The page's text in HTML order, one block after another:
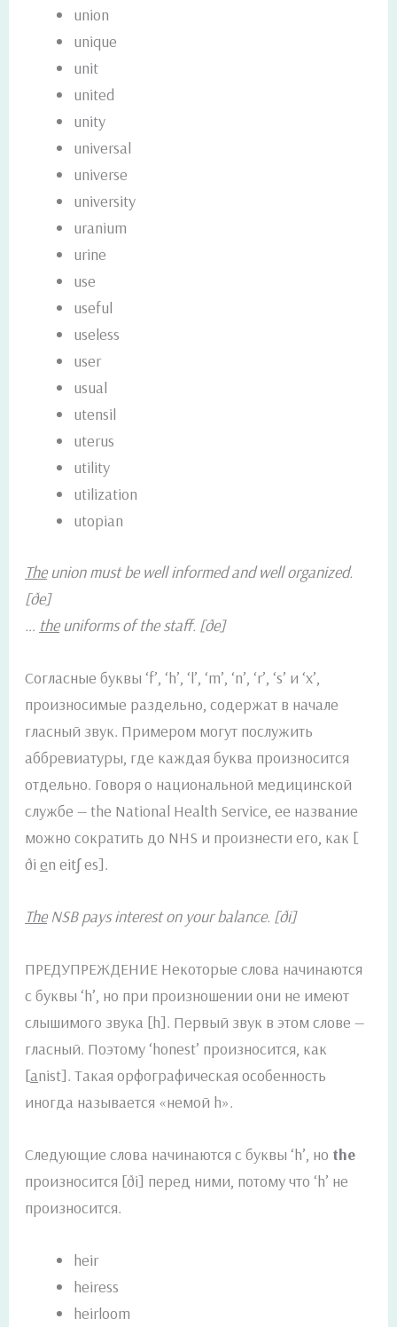
union
unique
unit
united
unity
universal
universe
university
uranium
urine
use
useful
useless
user
usual
utensil
uterus
utility
utilization
utopian
Theunion must be well informed and well organized.
[ðe]
… theuniforms of the staff. [ðe]
Согласные буквы ‘f’, ‘h’, ‘l’, ‘m’, ‘n’, ‘r’, ‘s’ и ‘x’,
произносимые раздельно, содержат в начале
гласный звук. Примером могут послужить
аббревиатуры, где каждая буква произносится
отдельно. Говоря о национальной медицинской
службе — the National Health Service, ее название
можно сократить до NHS и произнести его, как [
ðien eit∫ es].
TheNSB pays interest on your balance. [ði]
ПРЕДУПРЕЖДЕНИЕ Некоторые слова начинаются
с буквы ‘h’, но при произношении они не имеют
слышимого звука [h]. Первый звук в этом слове —
гласный. Поэтому ‘honest’ произносится, как
[anist]. Такая орфографическая особенность
иногда называется «немой h».
Следующие слова начинаются с буквы ‘h’, но the
произносится [ði] перед ними, потому что ‘h’ не
произносится.
heir
heiress
heirloom